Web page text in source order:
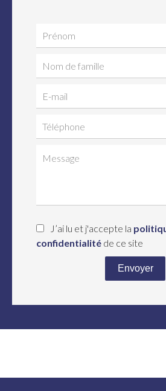
J’ai lu et j'accepte la
confidentialité de ce site
Envoyer